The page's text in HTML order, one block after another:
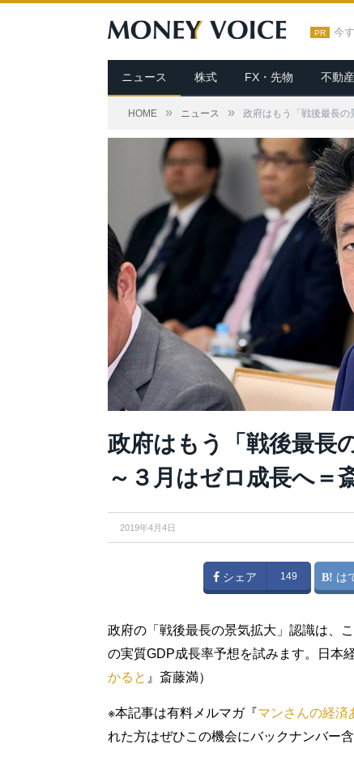
PR 今
ニュース 株式 FX・先物 不動
HOME » ニュース » 政府はもう「戦後最長の
政府はもう「戦後最長
～３月はゼロ成長へ＝
2019年4月4日
シェア 149 は
政府の「戦後最長の景気拡大」認識は、
の実質GDP成長率予想を試みます。日本
かると 』斎藤満）
※本記事は有料メルマガ『マンさんの経済
れた方はぜひこの機会にバックナンバー